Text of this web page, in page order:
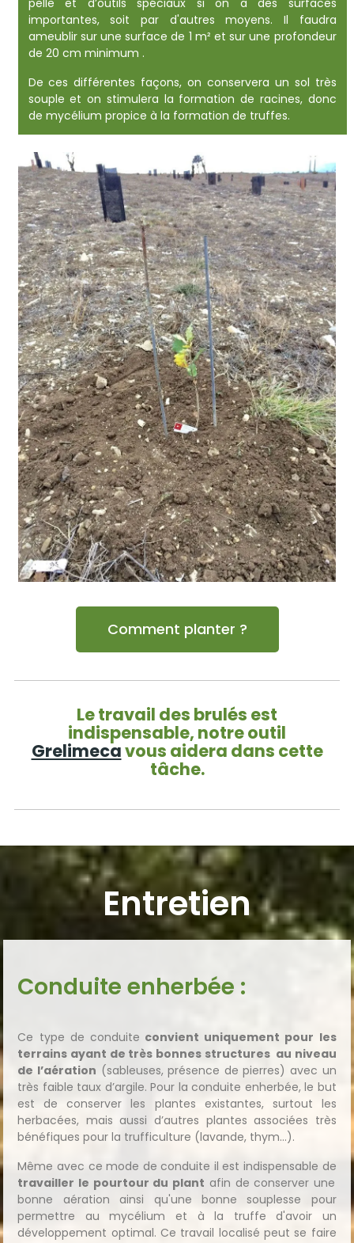
importantes, soit par d'autres moyens. Il faudra
ameublir sur une surface de 1 m² et sur une profondeur
de 20 cm minimum .
De ces différentes façons, on conservera un sol très
souple et on stimulera la formation de racines, donc
de mycélium propice à la formation de truffes.
Comment planter ?
Le travail des brulés est
indispensable, notre outil
Grelimecavous aidera dans cette
tâche.
Entretien
Conduite enherbée :
Ce type de conduite convient uniquement pour les
terrains ayant de très bonnes structures au niveau
de l’aération (sableuses, présence de pierres) avec un
très faible taux d’argile. Pour la conduite enherbée, le but
est de conserver les plantes existantes, surtout les
herbacées, mais aussi d’autres plantes associées très
bénéfiques pour la trufficulture (lavande, thym…).
Même avec ce mode de conduite il est indispensable de
travailler le pourtour du plant afin de conserver une
bonne aération ainsi qu'une bonne souplesse pour
permettre au mycélium et à la truffe d'avoir un
développement optimal. Ce travail localisé peut se faire